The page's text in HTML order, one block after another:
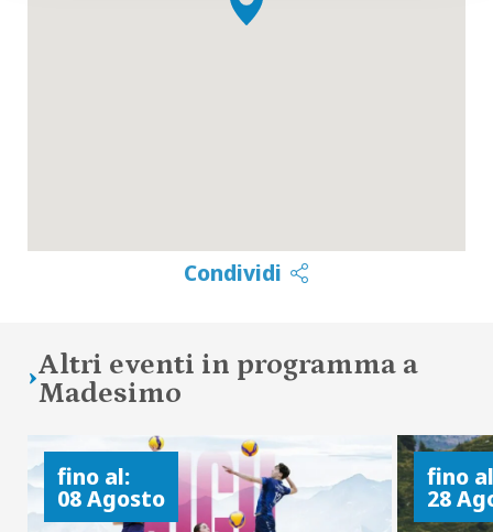
Condividi
Altri eventi in programma a
Madesimo
fino al:
08 Agosto
fino
28